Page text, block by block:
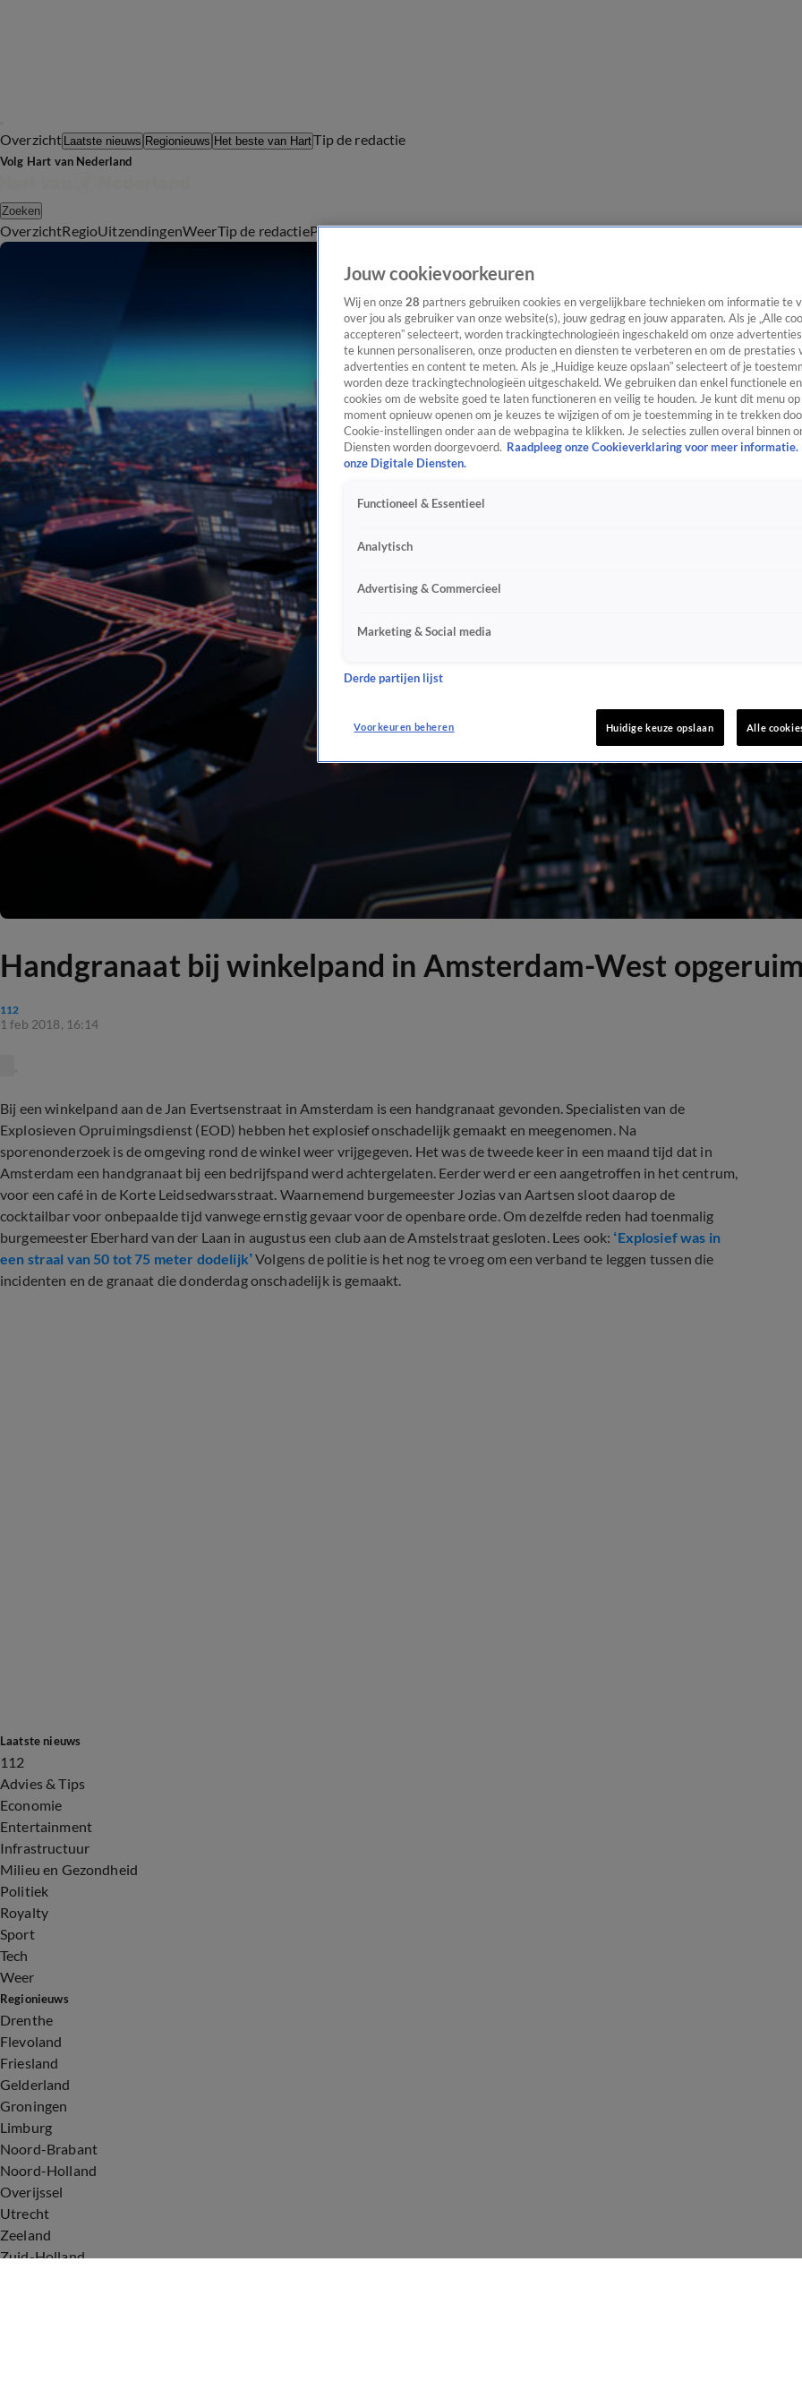
Overzicht Laatste nieuws Regionieuws Het beste van HartTip de redactie
Volg Hart van Nederland
Zoeken
OverzichtRegioUitzendingenWeerTip de redactiePanelVideo's
Handgranaat bij winkelpand in Amsterdam-West
112
1 feb 2018, 16:14
Bij een winkelpand aan de Jan Evertsenstraat in Amsterdam is een handgranaat gevonden. Specialisten van de
Explosieven Opruimingsdienst (EOD) hebben het explosief onschadelijk gemaakt en meegenomen. Na
sporenonderzoek is de omgeving rond de winkel weer vrijgegeven. Het was de tweede keer in een maand tijd dat in
Amsterdam een handgranaat bij een bedrijfspand werd achtergelaten. Eerder werd er een aangetroffen in het centrum,
voor een café in de Korte Leidsedwarsstraat. Waarnemend burgemeester Jozias van Aartsen sloot daarop de
cocktailbar voor onbepaalde tijd vanwege ernstig gevaar voor de openbare orde. Om dezelfde reden had toenmalig
burgemeester Eberhard van der Laan in augustus een club aan de Amstelstraat gesloten. Lees ook: ‘Explosief was in
een straal van 50 tot 75 meter dodelijk’Volgens de politie is het nog te vroeg om een verband te leggen tussen die
incidenten en de granaat die donderdag onschadelijk is gemaakt.
Laatste nieuws
112
Advies & Tips
Economie
Entertainment
Infrastructuur
Milieu en Gezondheid
Politiek
Royalty
Sport
Tech
Weer
Regionieuws
Drenthe
Flevoland
Friesland
Gelderland
Groningen
Limburg
Noord-Brabant
Noord-Holland
Overijssel
Utrecht
Zeeland
Zuid-Holland
Jouw cookievoorkeuren
Wij en onze 28 partners gebruiken cookies en vergelijkbare technieken om informatie te
over jou als gebruiker van onze website(s), jouw gedrag en jouw apparaten. Als je „Alle
accepteren” selecteert, worden trackingtechnologieën ingeschakeld om onze
te kunnen personaliseren, onze producten en diensten te verbeteren en om de prestaties
advertenties en content te meten. Als je „Huidige keuze opslaan” selecteert of je
worden deze trackingtechnologieën uitgeschakeld. We gebruiken dan enkel functionele
cookies om de website goed te laten functioneren en veilig te houden. Je kunt dit menu
moment opnieuw openen om je keuzes te wijzigen of om je toestemming in te trekken
Cookie-instellingen onder aan de webpagina te klikken. Je selecties zullen overal binnen
Diensten worden doorgevoerd. Raadpleeg onze Cookieverklaring voor meer informatie.
onze Digitale Diensten.
Functioneel & Essentieel
Analytisch
Advertising & Commercieel
Marketing & Social media
Derde partijen lijst
Voorkeuren beheren Huidige keuze opslaan Alle